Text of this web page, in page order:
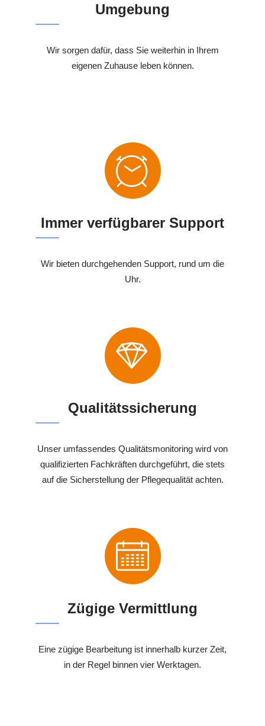
Umgebung
Wir sorgen dafür, dass Sie weiterhin in Ihrem
eigenen Zuhause leben können.
Immer verfügbarer Support
Wir bieten durchgehenden Support, rund um die
Uhr.
Qualitätssicherung
Unser umfassendes Qualitätsmonitoring wird von
qualifizierten Fachkräften durchgeführt, die stets
auf die Sicherstellung der Pflegequalität achten.
Zügige Vermittlung
Eine zügige Bearbeitung ist innerhalb kurzer Zeit,
in der Regel binnen vier Werktagen.